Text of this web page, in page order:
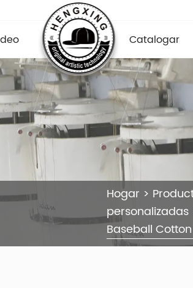
Catalogar
Hogar >
personalizadas
Baseball